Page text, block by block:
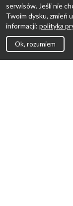
serwisów. Jeśli nie
Twoim dysku, zmień
informacji: polityka
Ok, rozumiem